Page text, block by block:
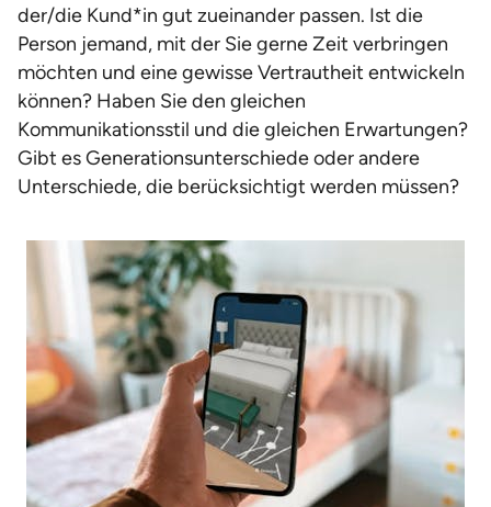
der/die Kund*in gut zueinander passen. Ist die
Person jemand, mit der Sie gerne Zeit verbringen
möchten und eine gewisse Vertrautheit entwickeln
können? Haben Sie den gleichen
Kommunikationsstil und die gleichen Erwartungen?
Gibt es Generationsunterschiede oder andere
Unterschiede, die berücksichtigt werden müssen?